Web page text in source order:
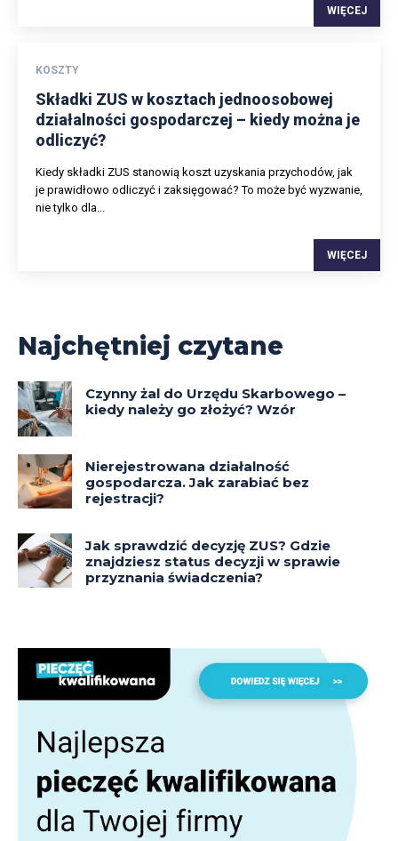
WIĘCEJ
KOSZTY
Składki ZUS w kosztach jednoosobowej
działalności gospodarczej – kiedy można je
odliczyć?
Kiedy składki ZUS stanowią koszt uzyskania przychodów, jak
je prawidłowo odliczyć i zaksięgować? To może być wyzwanie,
nie tylko dla...
WIĘCEJ
Najchętniej czytane
Czynny żal do Urzędu Skarbowego –
kiedy należy go złożyć? Wzór
Nierejestrowana działalność
gospodarcza. Jak zarabiać bez
rejestracji?
Jak sprawdzić decyzję ZUS? Gdzie
znajdziesz status decyzji w sprawie
przyznania świadczenia?